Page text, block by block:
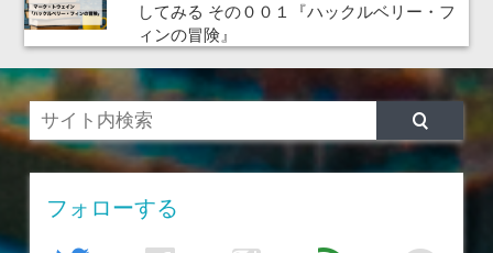
してみる その００１『ハックルベリー・フ
ィンの冒険』
フォローする